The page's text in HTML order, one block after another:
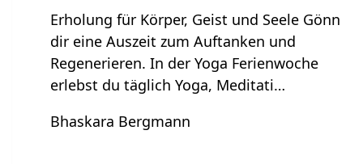
Erholung für Körper, Geist und Seele Gönn
dir eine Auszeit zum Auftanken und
Regenerieren. In der Yoga Ferienwoche
erlebst du täglich Yoga, Meditati…
Bhaskara Bergmann